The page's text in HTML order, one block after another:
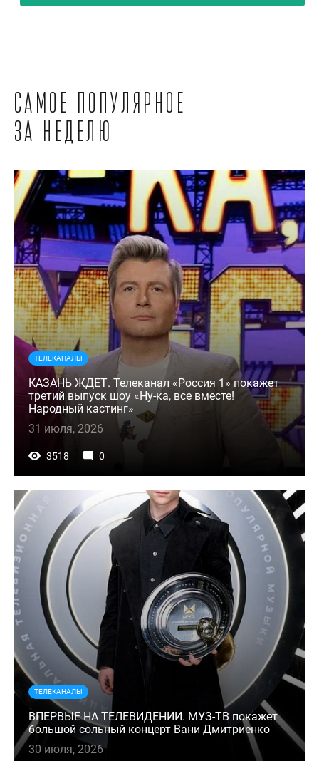
Самое популярное
за неделю
ТЕЛЕКАНАЛЫ
КАЗАНЬ ЖДЕТ. Телеканал «Россия 1» покажет
третий выпуск шоу «Ну-ка, все вместе!
Народный кастинг»
31 июля, 2026
3518 0
ТЕЛЕКАНАЛЫ
ВПЕРВЫЕ НА ТЕЛЕВИДЕНИИ. МУЗ-ТВ покажет
большой сольный концерт Вани Дмитриенко
30 июля, 2026